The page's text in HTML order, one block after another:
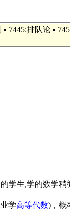
7445:排队论 ▪
学生,学的数学
学高等代数)，概